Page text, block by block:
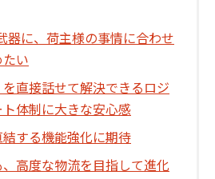
器に、荷主様の事情に合わせ
たい
を直接話せて解決できるロジ
体制に大きな安心感
する機能強化に期待
高度な物流を目指して進化